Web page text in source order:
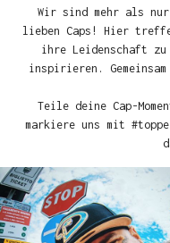
Wir sind mehr als
lieben Caps! Hier
ihre Leidenschaft
inspirieren.
Teile deine Cap-
markiere uns mit